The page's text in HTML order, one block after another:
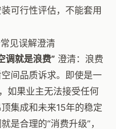
可行性评估，不能套用
见误解澄清
调就是浪费” 澄清：浪费
间品质诉求。即使是一
如果业主无法接受任何
集成和未来15年的稳定
是合理的“消费升级”，